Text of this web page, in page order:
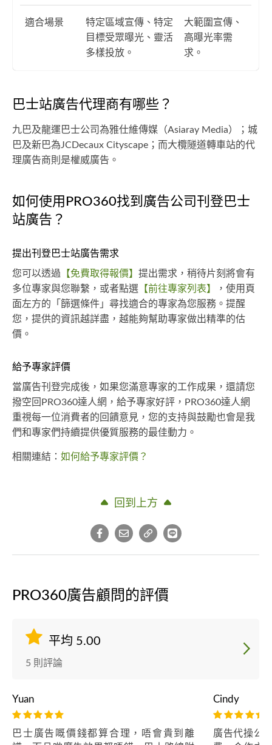
適合場景
特定區域宣傳、特定
目標受眾曝光、靈活
多樣投放。
大範圍宣傳、
高曝光率需
求。
巴士站廣告代理商有哪些？
九巴及龍運巴士公司為雅仕維傳媒（Asiaray Media）；城
巴及新巴為JCDecaux Cityscape；而大欖隧道轉車站的代
理廣告商則是權威廣告。
如何使用PRO360找到廣告公司刊登巴士
站廣告？
提出刊登巴士站廣告需求
您可以透過 【免費取得報價】 提出需求，稍待片刻將會有
多位專家與您聯繫，或者點選 【前往專家列表】
，使用頁
面左方的「篩選條件」尋找適合的專家為您服務。提醒
您，提供的資訊越詳盡，越能夠幫助專家做出精準的估
價。
給予專家評價
當廣告刊登完成後，如果您滿意專家的工作成果，還請您
撥空回PRO360達人網，給予專家好評，PRO360達人網
重視每一位消費者的回饋意見，您的支持與鼓勵也會是我
們和專家們持續提供優質服務的最佳動力。
相關連結： 如何給予專家評價？
回到上方
PRO360廣告顧問的評價
平均 5.00
5 則評論
Yuan
巴士廣告嘅價錢都算合理，唔會貴到離
Cindy
廣告代操公